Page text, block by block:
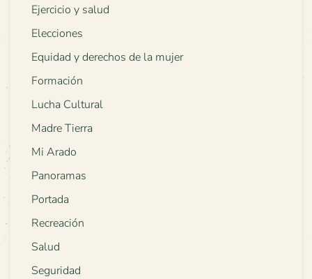
Ejercicio y salud
Elecciones
Equidad y derechos de la mujer
Formación
Lucha Cultural
Madre Tierra
Mi Arado
Panoramas
Portada
Recreación
Salud
Seguridad